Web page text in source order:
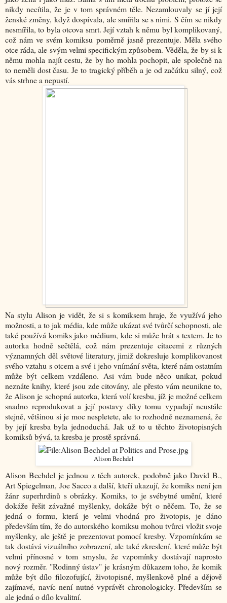
nikdy necítila, že je v tom správném těle. Nezamlouvaly se jí její
ženské změny, když dospívala, ale smířila se s nimi. S čím se nikdy
nesmířila, to byla otcova smrt. Její vztah k němu byl komplikovaný,
což nám ve svém komiksu poměrně jasně prezentuje. Měla svého
otce ráda, ale svým velmi specifickým způsobem. Věděla, že by si k
němu mohla najít cestu, že by ho mohla pochopit, ale společně na
to neměli dost času. Je to tragický příběh a je od začátku silný, což
vás strhne a nepustí.
Na stylu Alison je vidět, že si s komiksem hraje, že využívá jeho
možnosti, a to jak média, kde může ukázat své tvůrčí schopnosti, ale
také používá komiks jako médium, kde si může hrát s textem. Je to
autorka hodně sečtělá, což nám prezentuje citacemi z různých
významných děl světové literatury, jimiž dokresluje komplikovanost
svého vztahu s otcem a své i jeho vnímání světa, které nám ostatním
může být celkem vzdáleno. Asi vám bude něco unikat, pokud
neznáte knihy, které jsou zde citovány, ale přesto vám neunikne to,
že Alison je schopná autorka, která volí kresbu, jíž je možné celkem
snadno reprodukovat a její postavy díky tomu vypadají neustále
stejně, většinou si je moc nespletete, ale to rozhodně neznamená, že
by její kresba byla jednoduchá. Jak už to u těchto životopisných
komiksů bývá, ta kresba je prostě správná.
Alison Bechdel
Alison Bechdel je jednou z těch autorek, podobně jako David B.,
Art Spiegelman, Joe Sacco a další, kteří ukazují, že komiks není jen
žánr superhrdinů s obrázky. Komiks, to je svébytné umění, které
dokáže řešit závažné myšlenky, dokáže být o něčem. To, že se
jedná o formu, která je velmi vhodná pro životopis, je dáno
především tím, že do autorského komiksu mohou tvůrci vložit svoje
myšlenky, ale ještě je prezentovat pomocí kresby. Vzpomínkám se
tak dostává vizuálního zobrazení, ale také zkreslení, které může být
velmi přínosné v tom smyslu, že vzpomínky dostávají naprosto
nový rozměr. "Rodinný ústav" je krásným důkazem toho, že komik
může být dílo filozofující, životopisné, myšlenkově plné a dějově
zajímavé, navíc není nutné vyprávět chronologicky. Především se
ale jedná o dílo kvalitní.